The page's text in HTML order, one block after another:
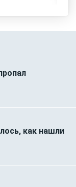
как нашли